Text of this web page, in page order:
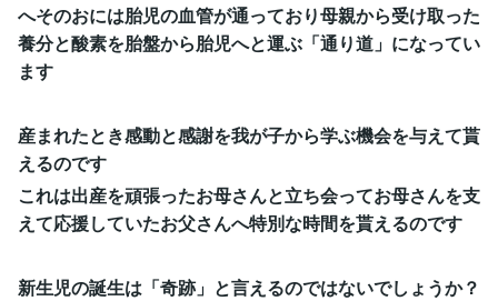
へそのおには胎児の血管が通っており母親から受け取った
養分と酸素を胎盤から胎児へと運ぶ「通り道」になってい
ます
産まれたとき感動と感謝を我が子から学ぶ機会を与えて貰
えるのです
これは出産を頑張ったお母さんと立ち会ってお母さんを支
えて応援していたお父さんへ特別な時間を貰えるのです
新生児の誕生は「奇跡」と言えるのではないでしょうか？